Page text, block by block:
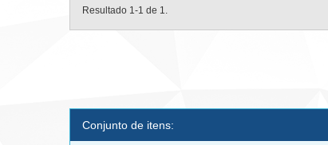
Resultado 1-1 de 1.
Conjunto de itens: